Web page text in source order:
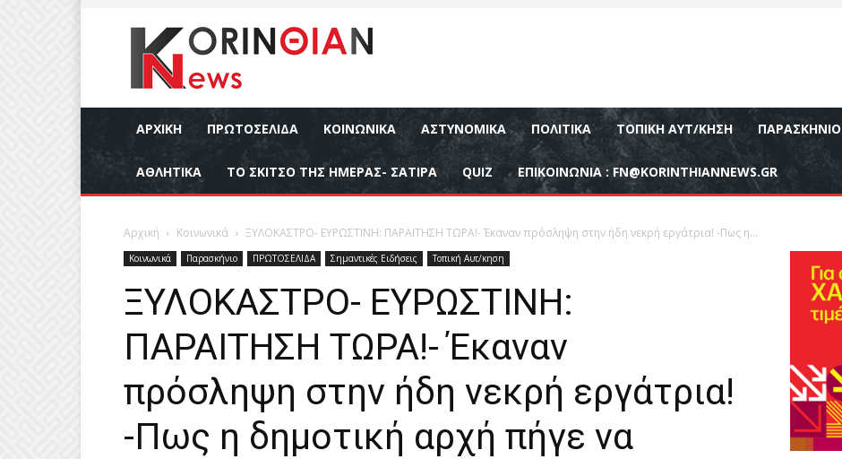
ΑΡΧΙΚΉ ΠΡΩΤΟΣΕΛΙΔΑ ΚΟΙΝΩΝΙΚΆ ΑΣΤΥΝΟΜΙΚΆ ΠΟΛΙΤΙΚΆ ΤΟΠΙΚΉ ΑΥΤ/ΚΗΣΗ ΠΑΡΑΣΚΉΝΙΟ
ΑΘΛΗΤΙΚΆ ΤΟ ΣΚΙΤΣΟ ΤΗΣ ΗΜΕΡΑΣ- ΣΑΤΙΡΑ QUIZ ΕΠΙΚΟΙΝΩΝΊΑ : FN@KORINTHIANNEWS.GR
Αρχική Κοινωνικά ΞΥΛΟΚΑΣΤΡΟ- ΕΥΡΩΣΤΙΝΗ: ΠΑΡΑΙΤΗΣΗ ΤΩΡΑ!- Έκαναν πρόσληψη στην ήδη νεκρή εργάτρια! -Πως η...
Κοινωνικά Παρασκήνιο ΠΡΩΤΟΣΕΛΙΔΑ Σημαντικές Ειδήσεις Τοπική Αυτ/κηση
ΞΥΛΟΚΑΣΤΡΟ- ΕΥΡΩΣΤΙΝΗ:
ΠΑΡΑΙΤΗΣΗ ΤΩΡΑ!- Έκαναν
πρόσληψη στην ήδη νεκρή εργάτρια!
-Πως η δημοτική αρχή πήγε να